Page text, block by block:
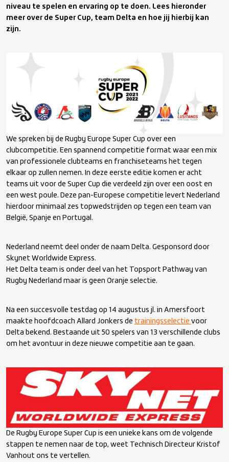
niveau te spelen en ervaring op te doen. Lees hieronder
meer over de Super Cup, team Delta en hoe jij hierbij kan
zijn.
We spreken bij de Rugby Europe Super Cup over een
clubcompetitie. Een spannend competitie format waar een mix
van professionele clubteams en franchiseteams het tegen
elkaar op zullen nemen. In deze eerste editie komen er acht
teams uit voor de Super Cup die verdeeld zijn over een oost en
een west poule. Deze pan-Europese competitie levert Nederland
hierdoor minimaal zes topwedstrijden op tegen een team van
België, Spanje en Portugal.
Nederland neemt deel onder de naam Delta. Gesponsord door
Skynet Worldwide Express.
Het Delta team is onder deel van het Topsport Pathway van
Rugby Nederland maar is geen Oranje selectie.
Na een succesvolle testdag op 14 augustus jl. in Amersfoort
maakte hoofdcoach Allard Jonkers de trainingsselectie voor
Delta bekend. Bestaande uit 50 spelers van 13 verschillende clubs
om het avontuur in deze nieuwe competitie aan te gaan.
De Rugby Europe Super Cup is een unieke kans om de volgende
stappen te nemen naar de top, weet Technisch Directeur Kristof
Vanhout ons te vertellen.